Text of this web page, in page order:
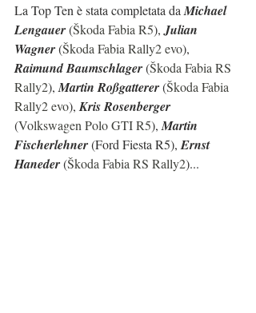
La Top Ten è stata completata da Michael
Lengauer (Škoda Fabia R5), Julian
Wagner (Škoda Fabia Rally2 evo),
Raimund Baumschlager (Škoda Fabia RS
Rally2), Martin Roßgatterer (Škoda Fabia
Rally2 evo), Kris Rosenberger
(Volkswagen Polo GTI R5), Martin
Fischerlehner (Ford Fiesta R5), Ernst
Haneder (Škoda Fabia RS Rally2)...